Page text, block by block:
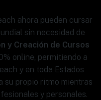
ahora pueden cursar
sin necesidad de
y Creación de Cursos
online, permitiendo a
y en toda Estados
su propio ritmo mientras
y personales.